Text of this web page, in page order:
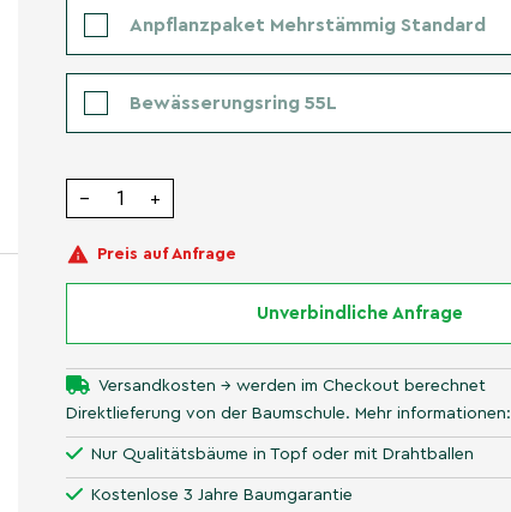
Anpflanzpaket Mehrstämmig Standard
Bewässerungsring 55L
− +
Preis auf Anfrage
Unverbindliche Anfrage
Versandkosten → werden im Checkout berechnet
Direktlieferung von der Baumschule. Mehr informationen:
Nur Qualitätsbäume in Topf oder mit Drahtballen
Kostenlose 3 Jahre Baumgarantie